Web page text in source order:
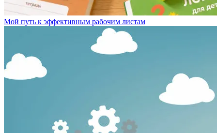
Мой путь к эффективным рабочим листам